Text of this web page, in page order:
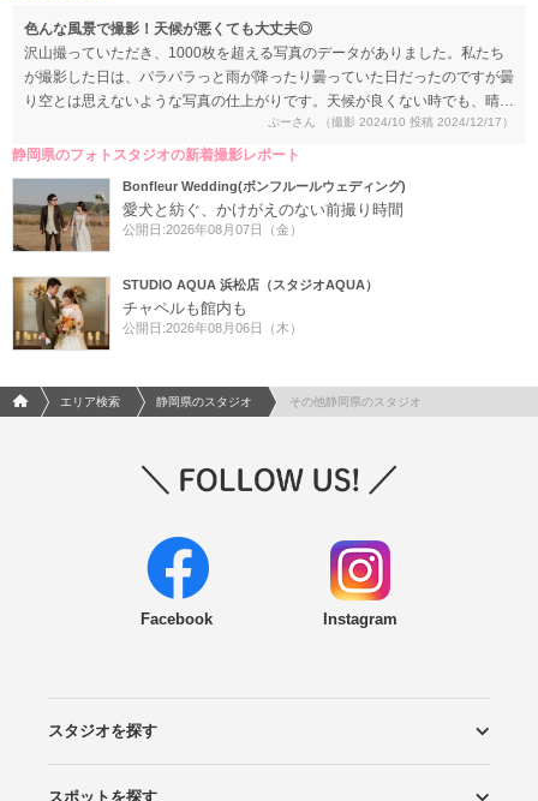
色んな風景で撮影！天候が悪くても大丈夫◎
沢山撮っていただき、1000枚を超える写真のデータがありました。私たち
が撮影した日は、パラパラっと雨が降ったり曇っていた日だったのですが曇
り空とは思えないような写真の仕上がりです。天候が良くない時でも、晴れ
の日に撮ったんだ！と思わせてくれます！
ぷーさん （撮影 2024/10 投稿 2024/12/17）
静岡県のフォトスタジオの新着撮影レポート
Bonfleur Wedding(ボンフルールウェディング)
愛犬と紡ぐ、かけがえのない前撮り時間
公開日:2026年08月07日（金）
STUDIO AQUA 浜松店（スタジオAQUA）
チャペルも館内も
公開日:2026年08月06日（木）
フォトウエディング/結婚写真のPhotorait ホーム
エリア検索 静岡県のスタジオ その他静岡県のスタジオ
Facebook Instagram
スタジオを探す
エリアから探す
こだわりから探す
NEW PHOTO STYLE
プランから探す
フォトタイプ診断
フォトグラファーから探す
国内リゾートから探す
スポットを探す